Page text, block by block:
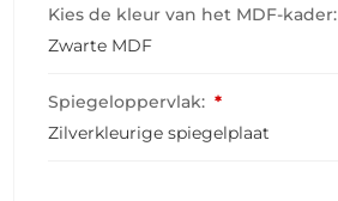
Kies de kleur van het MDF-kader:
Zwarte MDF
Spiegeloppervlak: *
Zilverkleurige spiegelplaat